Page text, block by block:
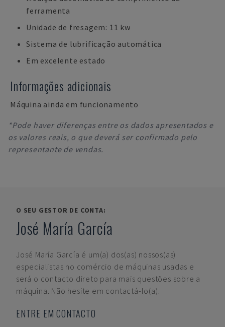
ferramenta
Unidade de fresagem: 11 kw
Sistema de lubrificação automática
Em excelente estado
Informações adicionais
Máquina ainda em funcionamento
*Pode haver diferenças entre os dados apresentados e
os valores reais, o que deverá ser confirmado pelo
representante de vendas.
O SEU GESTOR DE CONTA:
José María García
José María García é um(a) dos(as) nossos(as)
especialistas no comércio de máquinas usadas e
será o contacto direto para mais questões sobre a
máquina. Não hesite em contactá-lo(a).
ENTRE EM CONTACTO